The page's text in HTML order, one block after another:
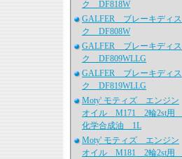
ク DF818W
GALFER ブレーキディス
ク DF808W
GALFER ブレーキディス
ク DF809WLLG
GALFER ブレーキディス
ク DF819WLLG
Moty' モティズ エンジン
オイル M171 2輪2st用
化学合成油 1L
Moty' モティズ エンジン
オイル M181 2輪2st用